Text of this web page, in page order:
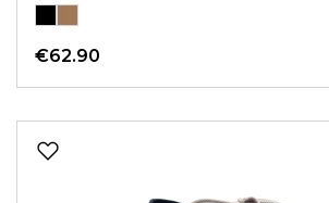
€62.90